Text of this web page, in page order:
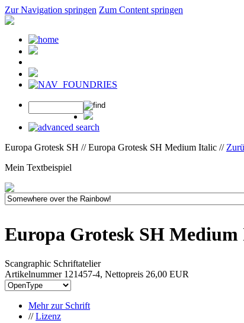
Zur Navigation springen Zum Content springen
Europa Grotesk SH // Europa Grotesk SH Medium Italic //
Mein Textbeispiel
Europa Grotesk SH
Scangraphic Schriftatelier
Artikelnummer 121457-4, Nettopreis 26,00 EUR
Mehr zur Schrift
//Lizenz